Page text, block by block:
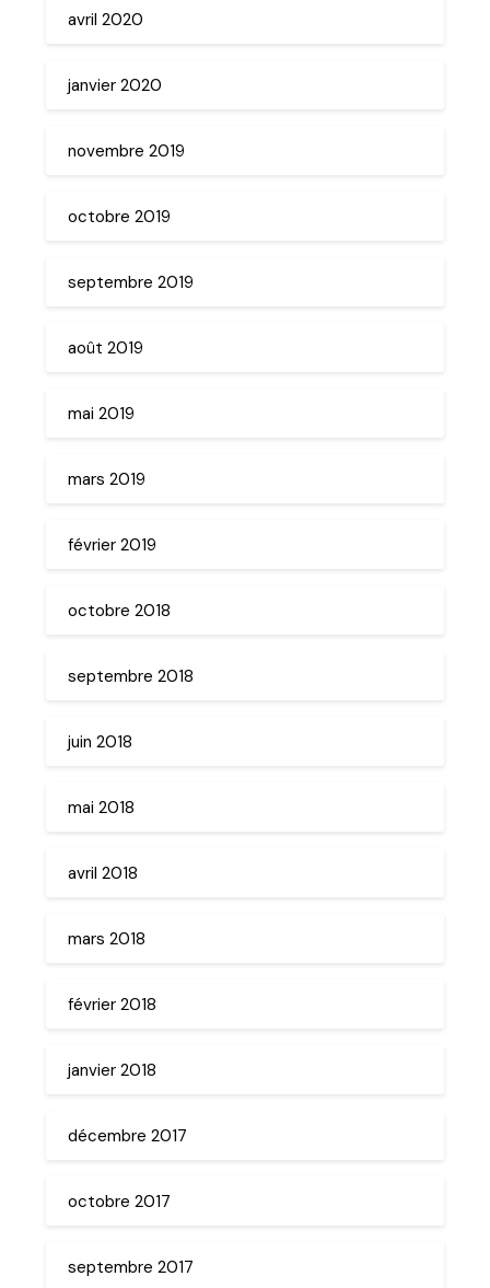
avril 2020
janvier 2020
novembre 2019
octobre 2019
septembre 2019
août 2019
mai 2019
mars 2019
février 2019
octobre 2018
septembre 2018
juin 2018
mai 2018
avril 2018
mars 2018
février 2018
janvier 2018
décembre 2017
octobre 2017
septembre 2017